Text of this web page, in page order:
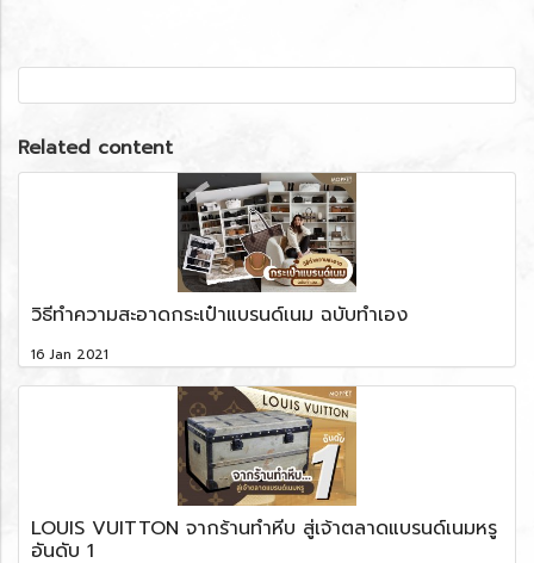
Related content
วิธีทำความสะอาดกระเป๋าแบรนด์เนม ฉบับทำเอง
16 Jan 2021
LOUIS VUITTON จากร้านทำหีบ สู่เจ้าตลาดแบรนด์เนมหรู
อันดับ 1